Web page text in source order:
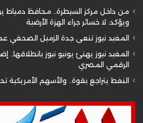
من داخل مركز السيطرة.. محافظ دمياط
ويؤكد: لا خسائر جراء الهزة الأرضية
المفيد نيوز تنعى جدة الزميل الصحفي
المفيد نيوز يهنئ يونيو نيوز بانطلاقها..
الرقمي المصري
النفط يتراجع بقوة.. والأسهم